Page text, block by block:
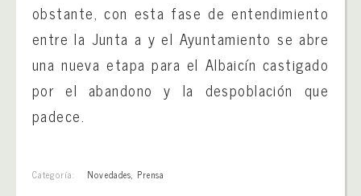
obstante, con esta fase de entendimiento
entre la Junta a y el Ayuntamiento se abre
una nueva etapa para el Albaicín castigado
por el abandono y la despoblación que
padece.
Categoría: Novedades, Prensa